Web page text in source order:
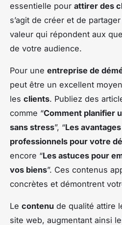
essentielle pour attirer des
s’agit de créer et de
valeur qui répondent aux
de votre audience.
Pour une entreprise de
peut être un excellent
les clients. Publiez des
comme “Comment planifier
sans stress”, “Les
professionnels pour votre
encore “Les astuces pour
vos biens”. Ces contenus
concrètes et démontrent
Le contenu de qualité attire
site web, augmentant ainsi